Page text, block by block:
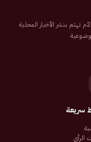
صحيفة إلكترونية سعودية تم تأسيسها عام 2007م تهتم بنشر الأخبار المحلية
سريعة
الرأي